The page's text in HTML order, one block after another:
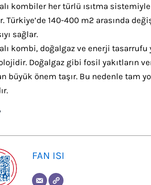
kombiler her türlü ısıtma
Türkiye’de 140-400 m2 arasında
sağlar.
kombi, doğalgaz ve enerji tasarrufu
Doğalgaz gibi fosil yakıtların
büyük önem taşır. Bu nedenle tam
FAN ISI